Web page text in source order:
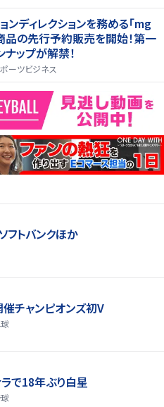
ディレクションを務める「mg
品の先行予約販売を開始！第一
ップが解禁！
ーツビジネス
フトバンクほか
チャンピオンズ初V
で18年ぶり白星